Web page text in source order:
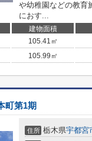
や幼稚園などの教育
におす...
建物面積
105.41㎡
105.99㎡
町第1期
住所 栃木県宇都宮